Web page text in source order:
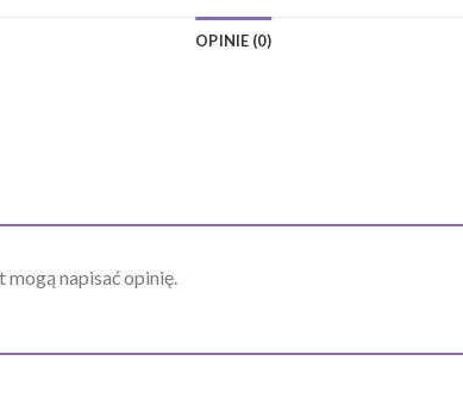
OPINIE (0)
napisać opinię.